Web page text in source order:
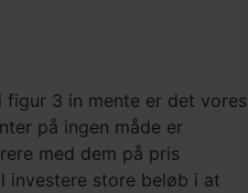
figur 3 in mente er det vores
på ingen måde er
med dem på pris
investere store beløb i at